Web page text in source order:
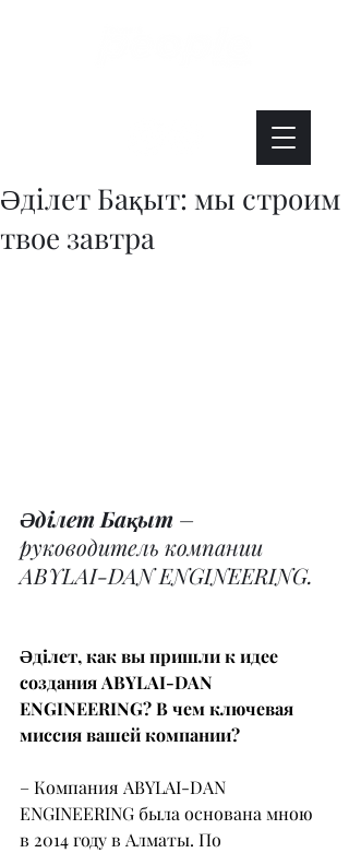
Әділет Бақыт: мы строим
твое завтра
Әділет Бақыт –
руководитель компании
ABYLAI-DAN ENGINEERING.
Әділет, как вы пришли к идее
создания ABYLAI-DAN
ENGINEERING? В чем ключевая
миссия вашей компании?
– Компания ABYLAI-DAN
ENGINEERING была основана мною
в 2014 году в Алматы. По